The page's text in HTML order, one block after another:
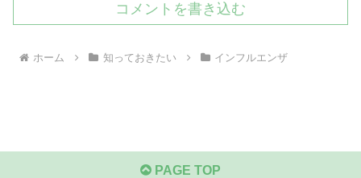
コメントを書き込む
ホーム 知っておきたい インフルエンザ
PAGE TOP